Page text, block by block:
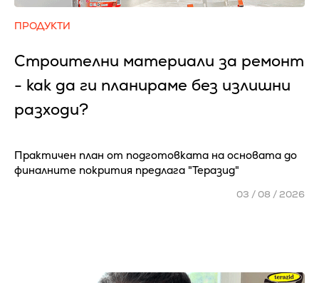
ПРОДУКТИ
Строителни материали за ремонт
- как да ги планираме без излишни
разходи?
Практичен план от подготовката на основата до
финалните покрития предлага "Теразид"
03 / 08 / 2026